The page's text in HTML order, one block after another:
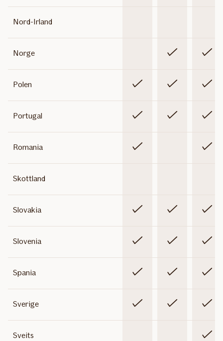
Nord-Irland
inkludert
inkludert
Norge
inkludert
Inkludert
Polen Inkludert Inkludert
Portugal Inkludert Inkludert
Romania Inkludert
inkludert
Skottland
inkludert
inkludert
Slovakia
Inkludert Inkludert
Slovenia Inkludert Inkludert
Spania Inkludert Inkludert
Sverige Inkludert Inkludert
Sveits